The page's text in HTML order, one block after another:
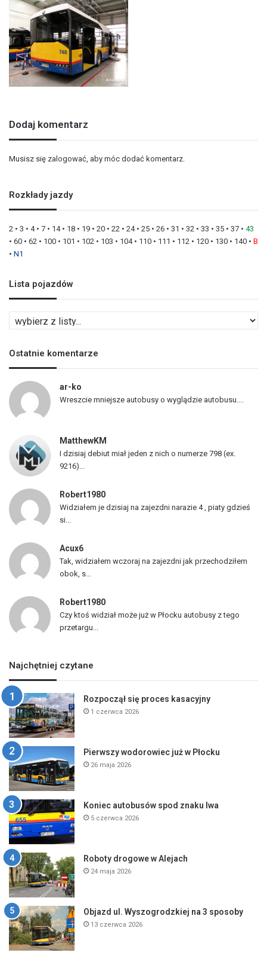
Dodaj komentarz
Musisz się zalogować, aby móc dodać komentarz.
Rozkłady jazdy
2 • 3 • 4• 7 • 14• 18 • 19 • 20 • 22 • 24• 25 • 26 • 31 • 32 • 33 • 35 • 37 • 43
• 60 • 62 • 100 • 101 • 102 • 103 • 104• 110 • 111 • 112 • 120 • 130 • 140 • B
• N1
Lista pojazdów
i
t
a
o
j
w
Ostatnie komentarze
ar-ko
Wreszcie mniejsze autobusy o wyglądzie autobusu....
MatthewKM
I dzisiaj debiut miał jeden z nich o numerze 798 (ex.
9216)...
Robert1980
Widziałem je dzisiaj na zajezdni narazie 4 , piaty gdzieś
si...
Acux6
Tak, widziałem wczoraj na zajezdni jak przechodziłem
obok, s...
Robert1980
Czy ktoś widział może już w Płocku autobusy z tego
przetargu...
Najchętniej czytane
Rozpoczął się proces kasacyjny
1 czerwca 2026
Pierwszy wodorowiec już w Płocku
26 maja 2026
Koniec autobusów spod znaku lwa
5 czerwca 2026
Roboty drogowe w Alejach
24 maja 2026
Objazd ul. Wyszogrodzkiej na 3 sposoby
13 czerwca 2026